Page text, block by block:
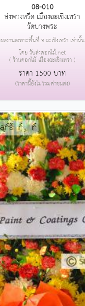
08-010
ส่งพวงหรีด เมืองฉะเชิงเทรา
วัดบางพระ
ผลงานเฉพาะพื้นที่ จ.ฉะเชิงเทรา เท่านั้น
โดย รับส่งดอกไม้.net
( ร้านดอกไม้ เมืองฉะเชิงเทรา )
ราคา 1500 บาท
(ราคานี้ยังไม่รวมค่าขนส่ง)